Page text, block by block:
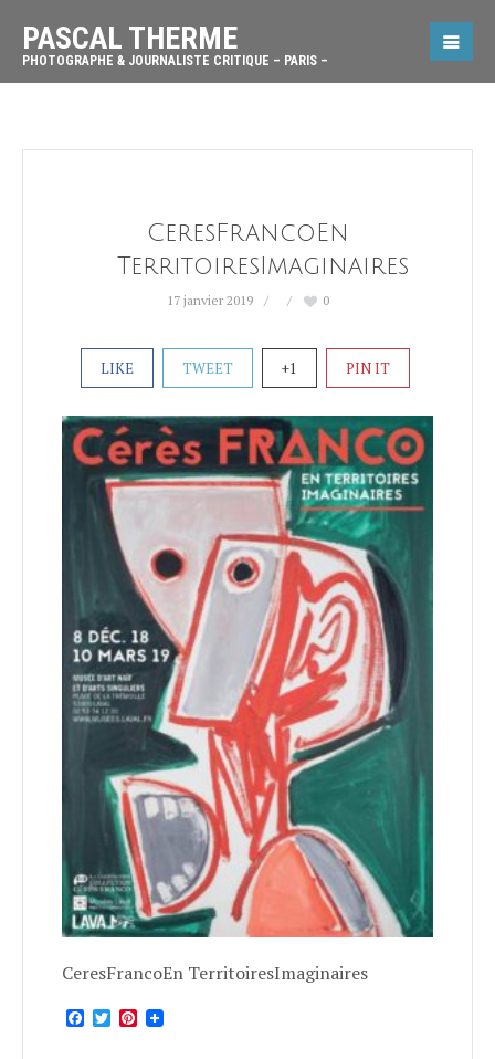
PASCAL THERME
PHOTOGRAPHE & JOURNALISTE CRITIQUE – PARIS –
CeresFrancoEn
TerritoiresImaginaires
17 janvier 2019 0
LIKE TWEET +1 PIN IT
CeresFrancoEn TerritoiresImaginaires
Facebook
TwitterPinterest